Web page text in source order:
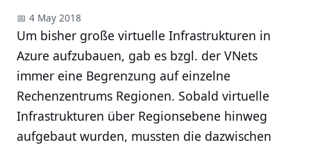
📅 4 May 2018
Um bisher große virtuelle Infrastrukturen in
Azure aufzubauen, gab es bzgl. der VNets
immer eine Begrenzung auf einzelne
Rechenzentrums Regionen. Sobald virtuelle
Infrastrukturen über Regionsebene hinweg
aufgebaut wurden, mussten die dazwischen